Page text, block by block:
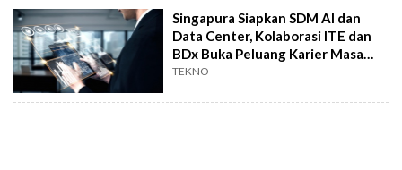
Singapura Siapkan SDM AI dan
Data Center, Kolaborasi ITE dan
BDx Buka Peluang Karier Masa
Depan
TEKNO